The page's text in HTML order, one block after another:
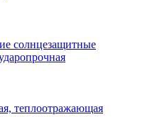
солнцезащитные
теплоотражающая